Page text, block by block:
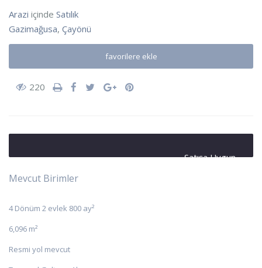
Arazi içinde Satılık
Gazimağusa, Çayönü
favorilere ekle
220
Satışa Uygun
Mevcut Birimler
4 Dönüm 2 evlek 800 ay²
6,096 m²
Resmi yol mevcut